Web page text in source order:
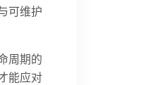
可维护
周期的
能应对